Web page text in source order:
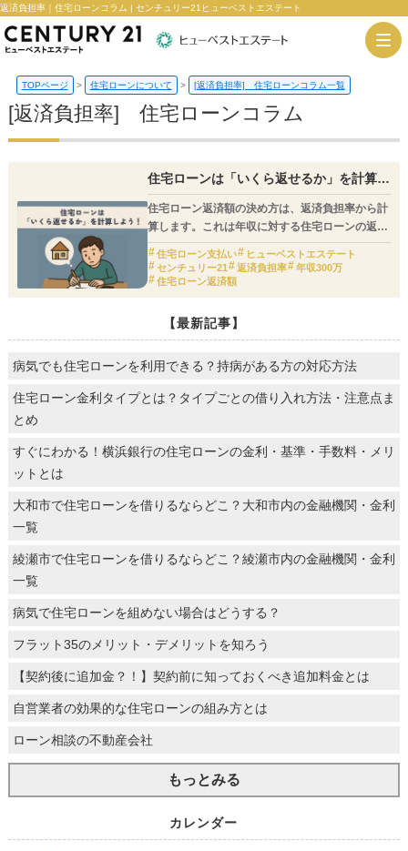
返済負担率｜住宅ローンコラム | センチュリー21ヒューベストエステート
TOPページ > 住宅ローンについて > [返済負担率] 住宅ローンコラム一覧
[返済負担率] 住宅ローンコラム
住宅ローンは「いくら返せるか」を計算し
よう！
住宅ローン返済額の決め方は、返済負担率から計
算します。これは年収に対する住宅ローンの返済
額の割合を指します。
また、毎月の返済額から計算する方法もありま
す。この方法なら、返済負担額だけではわからな
い個別の事情を反映させられるため、より現実的
に返済額がわかります。
住宅ローン支払い
ヒューベストエステート
センチュリー21
返済負担率
年収300万
住宅ローン返済額
【最新記事】
病気でも住宅ローンを利用できる？持病がある方の対応方法
住宅ローン金利タイプとは？タイプごとの借り入れ方法・注意点ま
とめ
すぐにわかる！横浜銀行の住宅ローンの金利・基準・手数料・メリ
ットとは
大和市で住宅ローンを借りるならどこ？大和市内の金融機関・金利
一覧
綾瀬市で住宅ローンを借りるならどこ？綾瀬市内の金融機関・金利
一覧
病気で住宅ローンを組めない場合はどうする？
フラット35のメリット・デメリットを知ろう
【契約後に追加金？！】契約前に知っておくべき追加料金とは
自営業者の効果的な住宅ローンの組み方とは
ローン相談の不動産会社
もっとみる
カレンダー